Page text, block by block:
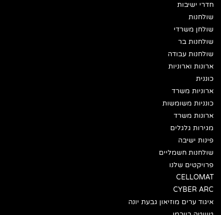
חדרי ישיבות
שולחנות
שולחן משרדי
שולחנות בר
שולחנות עבודה
ארונות וארוניות
כוננית
ארוניות משרד
כונניות משומשות
ארונות משרד
מגירות גלגלים
פינות ישיבה
שולחנות חשמליים
פרויקטים שלנו
CELLOMAT
CYBER ARC
איגוד ערים מוזיאון גבעת יונה